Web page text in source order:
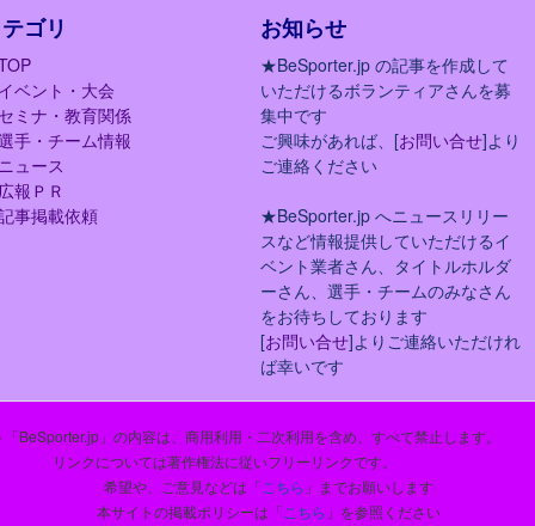
ゴリ
ベント・大会
ミナ・教育関係
手・チーム情報
ュース
報ＰＲ
事掲載依頼
お知らせ
★BeSporter.jp の記事を作成して
いただけるボランティアさんを募
集中です
ご興味があれば、[お問い合せ]より
ご連絡ください
★BeSporter.jp へニュースリリー
スなど情報提供していただけるイ
ベント業者さん、タイトルホルダ
ーさん、選手・チームのみなさん
をお待ちしております
[お問い合せ]よりご連絡いただけれ
ば幸いです
BeSporter.jp」の内容は、商用利用・二次利用を含め、すべて禁止します。
リンクについては著作権法に従いフリーリンクです。
希望や、ご意見などは「 こちら 」までお願いします
本サイトの掲載ポリシーは「 こちら 」を参照ください